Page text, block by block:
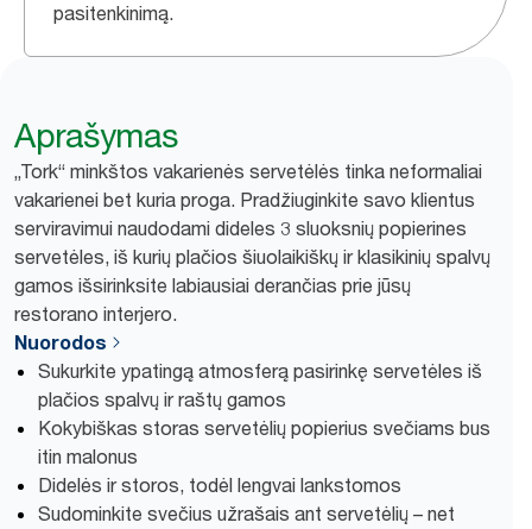
pasitenkinimą.
Aprašymas
„Tork“ minkštos vakarienės servetėlės tinka neformaliai
vakarienei bet kuria proga. Pradžiuginkite savo klientus
serviravimui naudodami dideles 3 sluoksnių popierines
servetėles, iš kurių plačios šiuolaikiškų ir klasikinių spalvų
gamos išsirinksite labiausiai derančias prie jūsų
restorano interjero.
Nuorodos
Sukurkite ypatingą atmosferą pasirinkę servetėles iš
plačios spalvų ir raštų gamos
Kokybiškas storas servetėlių popierius svečiams bus
itin malonus
Didelės ir storos, todėl lengvai lankstomos
Sudominkite svečius užrašais ant servetėlių – net